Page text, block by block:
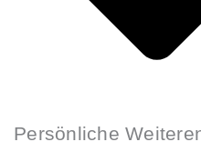
Persönliche